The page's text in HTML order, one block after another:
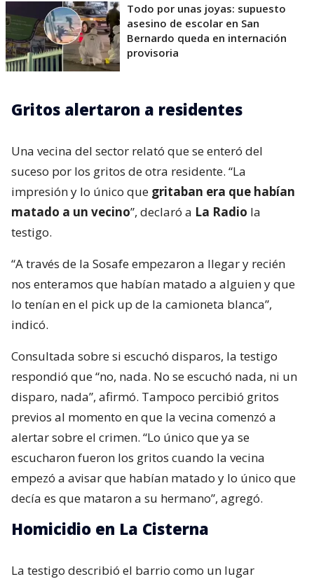
Todo por unas joyas: supuesto
asesino de escolar en San
Bernardo queda en internación
provisoria
Gritos alertaron a residentes
Una vecina del sector relató que se enteró del
suceso por los gritos de otra residente. “La
impresión y lo único que gritaban era que habían
matado a un vecino”, declaró a La Radio la
testigo.
“A través de la Sosafe empezaron a llegar y recién
nos enteramos que habían matado a alguien y que
lo tenían en el pick up de la camioneta blanca”,
indicó.
Consultada sobre si escuchó disparos, la testigo
respondió que “no, nada. No se escuchó nada, ni un
disparo, nada”, afirmó. Tampoco percibió gritos
previos al momento en que la vecina comenzó a
alertar sobre el crimen. “Lo único que ya se
escucharon fueron los gritos cuando la vecina
empezó a avisar que habían matado y lo único que
decía es que mataron a su hermano”, agregó.
Homicidio en La Cisterna
La testigo describió el barrio como un lugar